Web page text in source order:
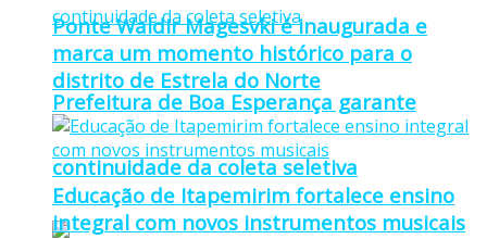
Prefeitura de Boa Esperança garante
continuidade da coleta seletiva
Ponte Waldir Magesvki é inaugurada e
marca um momento histórico para o
distrito de Estrela do Norte
Educação de Itapemirim fortalece ensino
integral com novos instrumentos musicais